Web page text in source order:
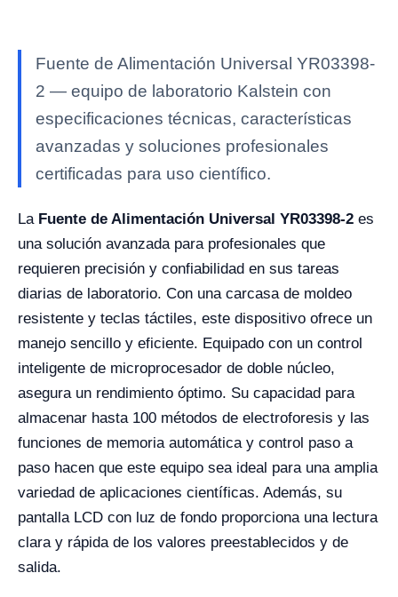
Fuente de Alimentación Universal YR03398-
2 — equipo de laboratorio Kalstein con
especificaciones técnicas, características
avanzadas y soluciones profesionales
certificadas para uso científico.
La Fuente de Alimentación Universal YR03398-2 es
una solución avanzada para profesionales que
requieren precisión y confiabilidad en sus tareas
diarias de laboratorio. Con una carcasa de moldeo
resistente y teclas táctiles, este dispositivo ofrece un
manejo sencillo y eficiente. Equipado con un control
inteligente de microprocesador de doble núcleo,
asegura un rendimiento óptimo. Su capacidad para
almacenar hasta 100 métodos de electroforesis y las
funciones de memoria automática y control paso a
paso hacen que este equipo sea ideal para una amplia
variedad de aplicaciones científicas. Además, su
pantalla LCD con luz de fondo proporciona una lectura
clara y rápida de los valores preestablecidos y de
salida.